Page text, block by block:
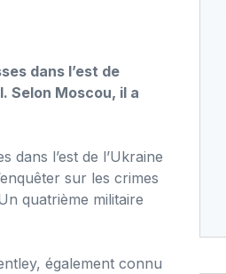
dans l’est de
Selon Moscou, il a
l’est de l’Ukraine
sur les crimes
quatrième militaire
également connu